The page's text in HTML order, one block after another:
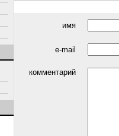
имя
e-mail
комментарий